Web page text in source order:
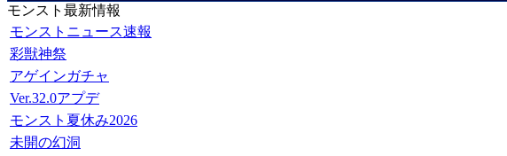
モンスト最新情報
モンストニュース速報
彩獣神祭
アゲインガチャ
Ver.32.0アプデ
モンスト夏休み2026
未開の幻洞